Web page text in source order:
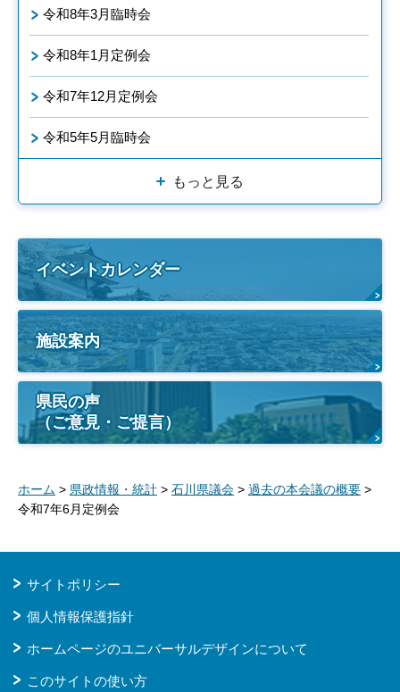
令和8年3月臨時会
令和8年1月定例会
令和7年12月定例会
令和5年5月臨時会
もっと見る
イベントカレンダー
施設案内
県民の声
（ご意見・ご提言）
ホーム > 県政情報・統計 > 石川県議会 > 過去の本会議の概要 >
令和7年6月定例会
サイトポリシー
個人情報保護指針
ホームページのユニバーサルデザインについて
このサイトの使い方